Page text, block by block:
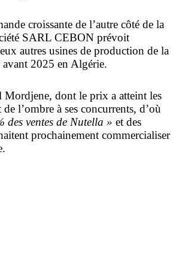
croissante de l’autre côté de la
SARL CEBON prévoit
autres usines de production de la
2025 en Algérie.
Mordjene, dont le prix a atteint les
l’ombre à ses concurrents, d’où
des ventes de Nutella » et des
prochainement commercialiser